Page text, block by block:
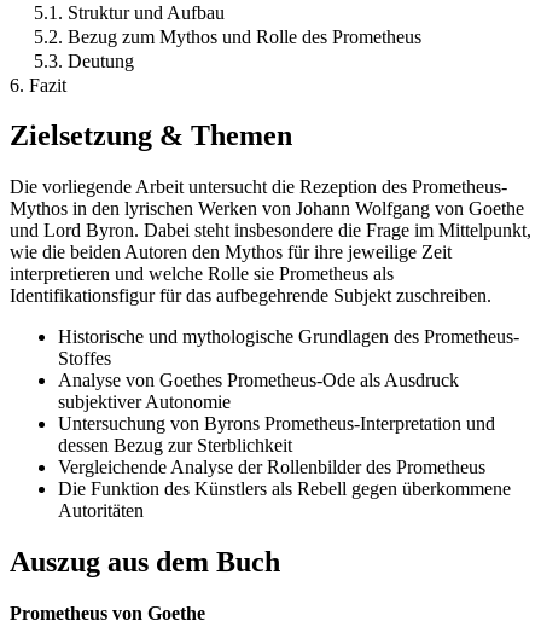
5.1. Struktur und Aufbau
5.2. Bezug zum Mythos und Rolle des Prometheus
5.3. Deutung
6. Fazit
Zielsetzung & Themen
Die vorliegende Arbeit untersucht die Rezeption des Prometheus-
Mythos in den lyrischen Werken von Johann Wolfgang von Goethe
und Lord Byron. Dabei steht insbesondere die Frage im Mittelpunkt,
wie die beiden Autoren den Mythos für ihre jeweilige Zeit
interpretieren und welche Rolle sie Prometheus als
Identifikationsfigur für das aufbegehrende Subjekt zuschreiben.
Historische und mythologische Grundlagen des Prometheus-
Stoffes
Analyse von Goethes Prometheus-Ode als Ausdruck
subjektiver Autonomie
Untersuchung von Byrons Prometheus-Interpretation und
dessen Bezug zur Sterblichkeit
Vergleichende Analyse der Rollenbilder des Prometheus
Die Funktion des Künstlers als Rebell gegen überkommene
Autoritäten
Auszug aus dem Buch
Prometheus von Goethe